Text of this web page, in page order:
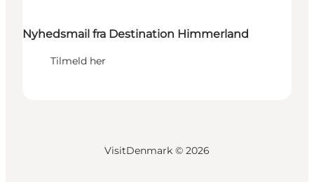
Nyhedsmail fra Destination Himmerland
Tilmeld her
VisitDenmark © 2026